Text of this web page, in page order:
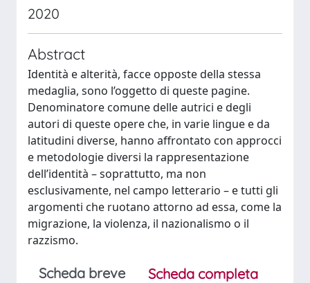
2020
Abstract
Identità e alterità, facce opposte della stessa
medaglia, sono l’oggetto di queste pagine.
Denominatore comune delle autrici e degli
autori di queste opere che, in varie lingue e da
latitudini diverse, hanno affrontato con approcci
e metodologie diversi la rappresentazione
dell’identità – soprattutto, ma non
esclusivamente, nel campo letterario – e tutti gli
argomenti che ruotano attorno ad essa, come la
migrazione, la violenza, il nazionalismo o il
razzismo.
Scheda breve
Scheda completa